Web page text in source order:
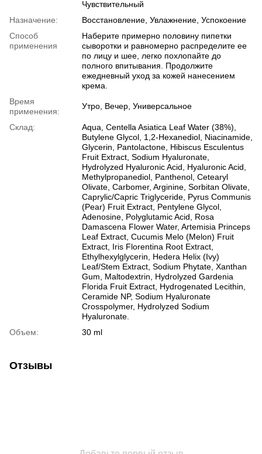
Чувствительный
Назначение:
Восстановление, Увлажнение, Успокоение
Способ
применения
Наберите примерно половину пипетки
сыворотки и равномерно распределите ее
по лицу и шее, легко похлопайте до
полного впитывания. Продолжите
ежедневный уход за кожей нанесением
крема.
Время
применения:
Утро, Вечер, Универсальное
Склад:
Aqua, Centella Asiatica Leaf Water (38%),
Butylene Glycol, 1,2-Hexanediol, Niacinamide,
Glycerin, Pantolactone, Hibiscus Esculentus
Fruit Extract, Sodium Hyaluronate,
Hydrolyzed Hyaluronic Acid, Hyaluronic Acid,
Methylpropanediol, Panthenol, Cetearyl
Olivate, Carbomer, Arginine, Sorbitan Olivate,
Caprylic/Capric Triglyceride, Pyrus Communis
(Pear) Fruit Extract, Pentylene Glycol,
Adenosine, Polyglutamic Acid, Rosa
Damascena Flower Water, Artemisia Princeps
Leaf Extract, Cucumis Melo (Melon) Fruit
Extract, Iris Florentina Root Extract,
Ethylhexylglycerin, Hedera Helix (Ivy)
Leaf/Stem Extract, Sodium Phytate, Xanthan
Gum, Maltodextrin, Hydrolyzed Gardenia
Florida Fruit Extract, Hydrogenated Lecithin,
Ceramide NP, Sodium Hyaluronate
Crosspolymer, Hydrolyzed Sodium
Hyaluronate.
Объем:
30 ml
Отзывы